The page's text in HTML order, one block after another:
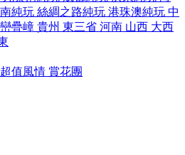
純玩 絲綢之路純玩 港珠澳純玩 中
疊嶂 貴州 東三省 河南 山西 大西
值風情 賞花團